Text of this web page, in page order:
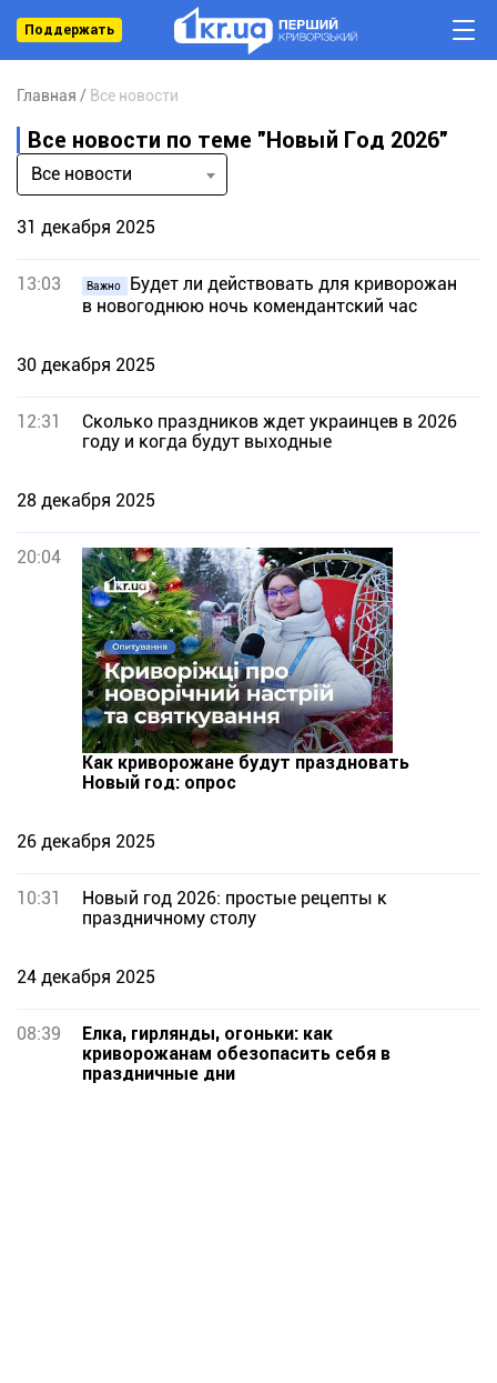
Поддержать
Главная Все новости
Все новости по теме "Новый Год 2026"
Все новости
31 декабря 2025
13:03 Важно
Будет ли действовать для криворожан
в новогоднюю ночь комендантский час
30 декабря 2025
12:31
Сколько праздников ждет украинцев в 2026
году и когда будут выходные
28 декабря 2025
20:04
Как криворожане будут праздновать
Новый год: опрос
26 декабря 2025
10:31
Новый год 2026: простые рецепты к
праздничному столу
24 декабря 2025
08:39
Елка, гирлянды, огоньки: как
криворожанам обезопасить себя в
праздничные дни